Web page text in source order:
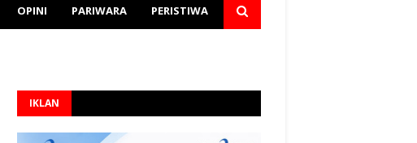
OPINI PARIWARA PERISTIWA
IKLAN